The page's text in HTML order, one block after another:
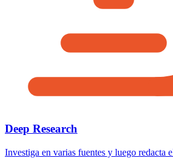
Deep Research
Investiga en varias fuentes y luego redacta